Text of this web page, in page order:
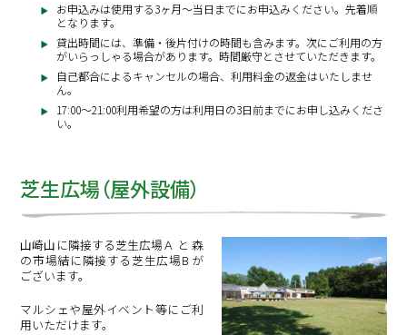
お申込みは使用する3ヶ月～当日までにお申込みください。先着順
となります。
貸出時間には、準備・後片付けの時間も含みます。次にご利用の方
がいらっしゃる場合があります。時間厳守とさせていただきます。
自己都合によるキャンセルの場合、利用料金の返金はいたしませ
ん。
17:00～21:00利用希望の方は利用日の3日前までにお申し込みくださ
い。
芝生広場（屋外設備）
山崎山に隣接する芝生広場Ａ と 森
の市場結に隣接する芝生広場B が
ございます。
マルシェや屋外イベント等にご利
用いただけます。